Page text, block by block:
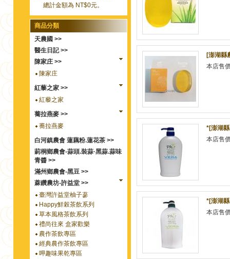
總計金額為 NT$0元。
商品分類
天農國 >>
醫生日記 >>
陳家庄 >>
陳家庄
紅藜之家 >>
紅藜之家
蕎拉燕麥 >>
蕎拉燕麥
白河鎮農會 蓮藕粉.蓮花茶 >>
莿桐鄉農會-蒜頭.裝蒜·黑蒜.蒜味
青醬 >>
滿州鄉農會-黑豆 >>
蔴鑽農坊-許益堂 >>
臺灣許益堂柚子蔘
Happy鮮榖茶飲系列
草本風格茶飲系列
禮尚往來 盒家歡樂
農作茶飲專區
經典農作茶飲專區
呷趣味果乾專區
[澎湖縣
本店售
*[澎湖
本店售
*[澎湖
本店售